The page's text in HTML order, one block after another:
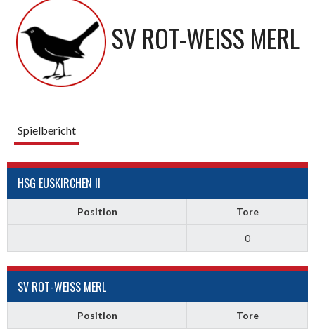
SV ROT-WEISS MERL
Spielbericht
HSG EUSKIRCHEN II
Position Tore
0
SV ROT-WEISS MERL
Position Tore